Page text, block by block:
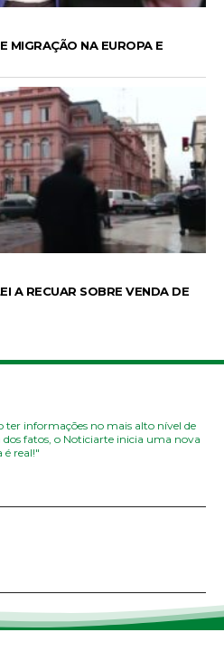
MIGRAÇÃO NA EUROPA E
A RECUAR SOBRE VENDA DE
ter informações no mais alto nível de
fatos, o Noticiarte inicia uma nova
é real!"